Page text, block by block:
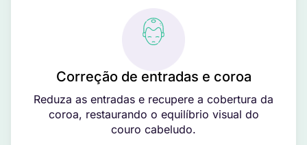
Correção de entradas e coroa
Reduza as entradas e recupere a cobertura da
coroa, restaurando o equilíbrio visual do
couro cabeludo.